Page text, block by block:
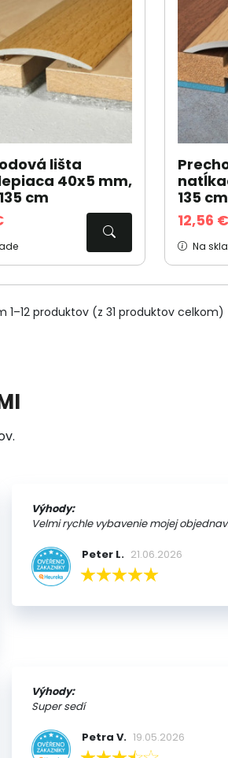
lišta
40x5 mm,
cm
135 cm
12,56 €
Na
1–12 produktov (z 31 produktov celkom)
Výhody:
Velmi rychle vybavenie mojej
Peter L. 21.06.2026
Výhody:
Super sedí
Petra V. 19.05.2026